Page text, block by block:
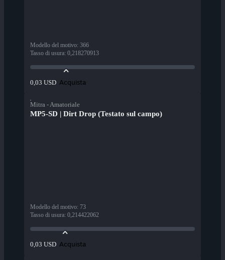
Modello del motivo: 366
Tasso di usura: 0,218270913
0,03 USD Acquista
Mitra - Amatoriale
MP5-SD | Dirt Drop (Testato sul campo)
Modello del motivo: 73
Tasso di usura: 0,214422062
0,03 USD Acquista